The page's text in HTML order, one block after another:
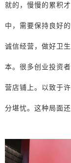
就的，慢慢的累积
中，需要保持良好
诚信经营，做好卫
本。很多创业投资
营店铺上。以致于
分堪忧。这种局面